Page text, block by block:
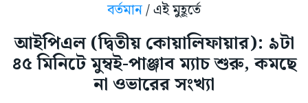
বর্তমান/ এই মুহূর্তে
আইপিএল (দ্বিতীয় কোয়ালিফায়ার): ৯টা
৪৫ মিনিটে মুম্বই-পাঞ্জাব ম্যাচ শুরু, কমছে
না ওভারের সংখ্যা